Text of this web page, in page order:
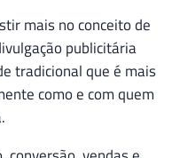
mais no conceito de
publicitária
tradicional que é mais
como e com quem